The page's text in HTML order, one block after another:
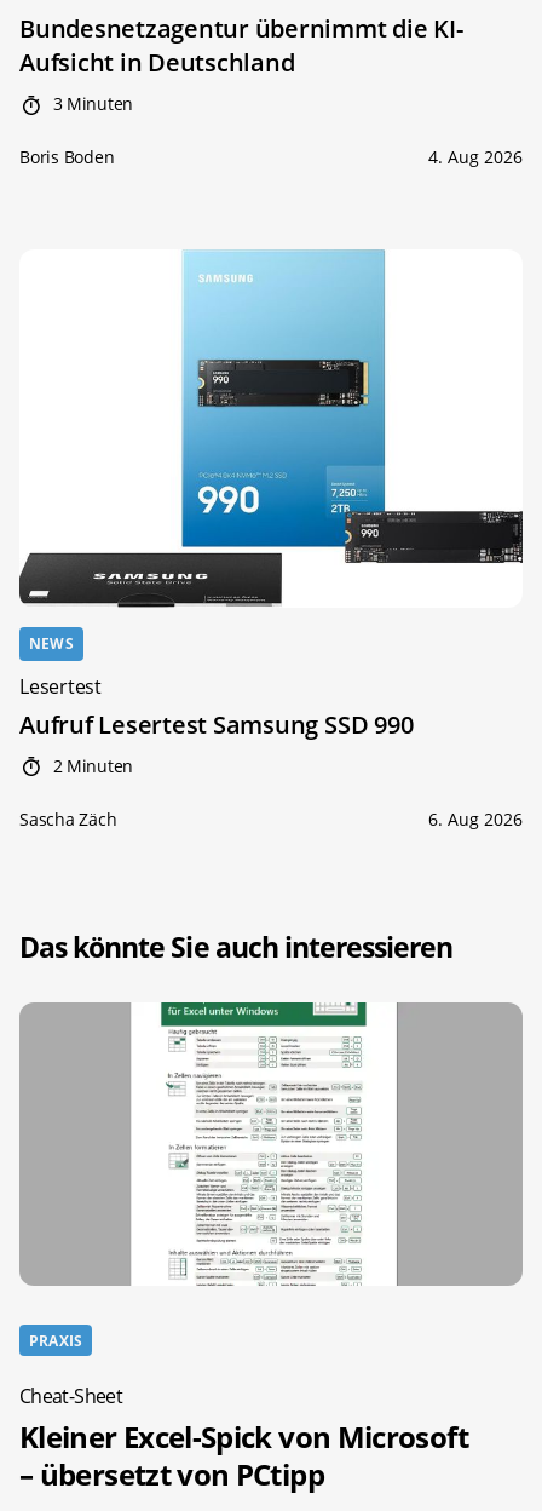
Bundesnetzagentur übernimmt die KI-
Aufsicht in Deutschland
3 Minuten
Boris Boden 4. Aug 2026
NEWS
Lesertest
Aufruf Lesertest Samsung SSD 990
2 Minuten
Sascha Zäch 6. Aug 2026
Das könnte Sie auch interessieren
PRAXIS
Cheat-Sheet
Kleiner Excel-Spick von Microsoft
– übersetzt von PCtipp